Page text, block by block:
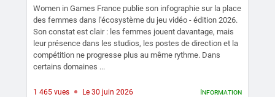
Women in Games France publie son infographie sur la place
des femmes dans l'écosystème du jeu vidéo - édition 2026.
Son constat est clair : les femmes jouent davantage, mais
leur présence dans les studios, les postes de direction et la
compétition ne progresse plus au même rythme. Dans
certains domaines ...
1 465 vues Le 30 juin 2026 Information